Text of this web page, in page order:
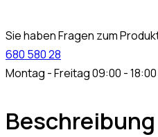
Sie haben Fragen zum
680 580 28
Montag - Freitag 09:00 -
Beschreibung